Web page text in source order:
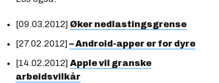
[09.03.2012] Øker nedlastingsgrense
[27.02.2012] – Android-apper er for dyre
[14.02.2012] Apple vil granske
arbeidsvilkår